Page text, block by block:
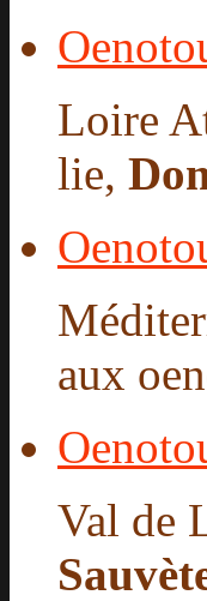
Loire
lie,
aux
Val de